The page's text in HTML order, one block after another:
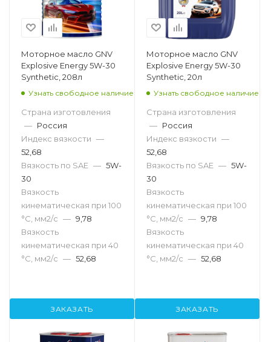
Моторное масло GNV
Explosive Energy 5W-30
Synthetic, 208л
Узнать свободное наличие
Страна изготовления
— Россия
Индекс вязкости —
52,68
Вязкость по SAE — 5W-
30
Вязкость
кинематическая при 100
°С, мм2/с — 9,78
Вязкость
кинематическая при 40
°С, мм2/с — 52,68
ЗАКАЗАТЬ
Моторное масло GNV
Explosive Energy 5W-30
Synthetic, 20л
Узнать свободное наличие
Страна изготовления
— Россия
Индекс вязкости —
52,68
Вязкость по SAE — 5W-
30
Вязкость
кинематическая при 100
°С, мм2/с — 9,78
Вязкость
кинематическая при 40
°С, мм2/с — 52,68
ЗАКАЗАТЬ